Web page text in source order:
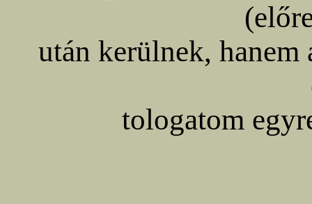
után kerülnek, hanem
tologatom